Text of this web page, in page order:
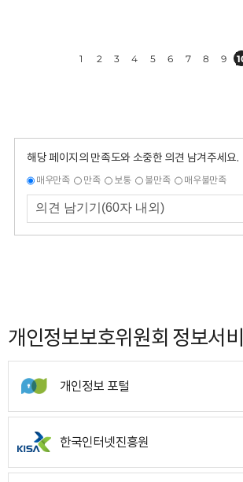
1 2 3 4 5 6 7 8 9
해당 페이지의 만족도와 소중한 의견 남겨주세요.
매우만족 만족 보통 불만족 매우불만족
개인정보보호위원회 정보서
개인정보 포털
한국인터넷진흥원